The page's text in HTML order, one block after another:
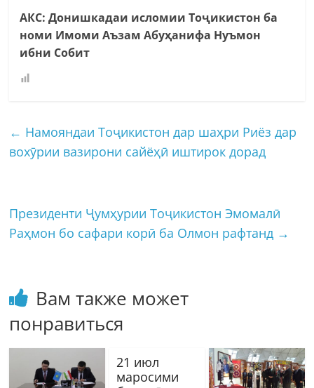
АКС: Донишкадаи исломии Тоҷикистон ба
номи Имоми Аъзам Абуҳанифа Нуъмон
ибни Собит
← Намояндаи Тоҷикистон дар шаҳри Риёз дар
вохӯрии вазирони сайёҳӣ иштирок дорад
Президенти Ҷумҳурии Тоҷикистон Эмомалӣ
Раҳмон бо сафари корӣ ба Олмон рафтанд →
Вам также может
понравиться
21 июл
маросими